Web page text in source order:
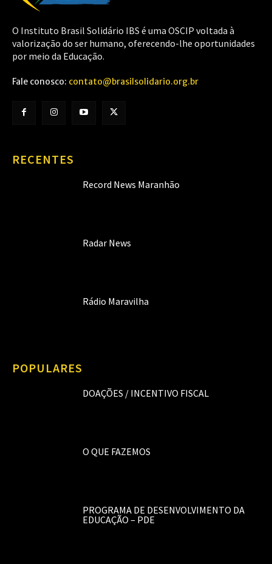
O Instituto Brasil Solidário IBS é uma OSCIP voltada à
valorização do ser humano, oferecendo-lhe oportunidades
por meio da Educação.
Fale conosco: contato@brasilsolidario.org.br
RECENTES
Record News Maranhão
Radar News
Rádio Maravilha
POPULARES
DOAÇÕES / INCENTIVO FISCAL
O QUE FAZEMOS
PROGRAMA DE DESENVOLVIMENTO DA
EDUCAÇÃO – PDE